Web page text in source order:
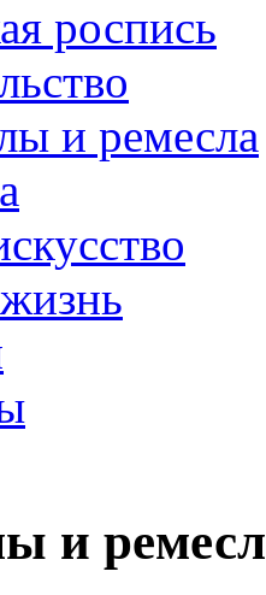
роспись
и ремесла
и